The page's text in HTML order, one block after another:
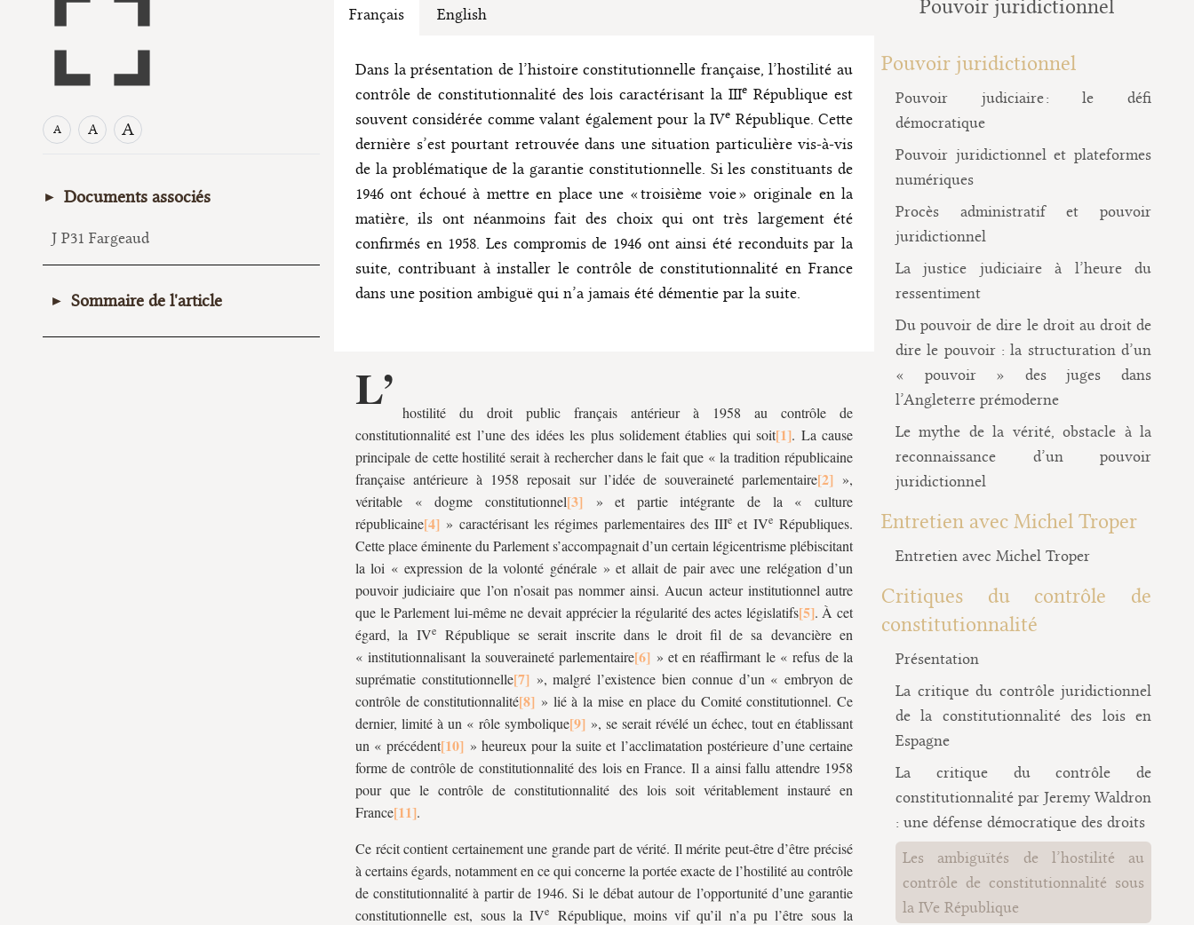
A A A
Documents associés
J P31 Fargeaud
Sommaire de l'article
I. La recherche d’une garantie
Français English
Dans la présentation de l’histoire constitutionnelle française, l’hostilité au
contrôle de constitutionnalité des lois caractérisant la IIIe République est
souvent considérée comme valant également pour la IVe République. Cette
dernière s’est pourtant retrouvée dans une situation particulière vis-à-vis
de la problématique de la garantie constitutionnelle. Si les constituants de
1946 ont échoué à mettre en place une « troisième voie » originale en la
matière, ils ont néanmoins fait des choix qui ont très largement été
confirmés en 1958. Les compromis de 1946 ont ainsi été reconduits par la
suite, contribuant à installer le contrôle de constitutionnalité en France
dans une position ambiguë qui n’a jamais été démentie par la suite.
L’ hostilité du droit public français antérieur à 1958 au contrôle de
constitutionnalité est l’une des idées les plus solidement établies qui soit
. La cause
principale de cette hostilité serait à rechercher dans le fait que « la tradition républicaine
française antérieure à 1958 reposait sur l’idée de souveraineté parlementaire
»,
véritable « dogme constitutionnel
» et partie intégrante de la « culture
républicaine
» caractérisant les régimes parlementaires des IIIe et IVeRépubliques.
Cette place éminente du Parlement s’accompagnait d’un certain légicentrisme plébiscitant
la loi « expression de la volonté générale » et allait de pair avec une relégation d’un
pouvoir judiciaire que l’on n’osait pas nommer ainsi. Aucun acteur institutionnel autre
que le Parlement lui-même ne devait apprécier la régularité des actes législatifs
. À cet
égard, la IVeRépublique se serait inscrite dans le droit fil de sa devancière en
« institutionnalisant la souveraineté parlementaire
» et en réaffirmant le « refus de la
suprématie constitutionnelle
», malgré l’existence bien connue d’un « embryon de
contrôle de constitutionnalité
» lié à la mise en place du Comité constitutionnel. Ce
dernier, limité à un « rôle symbolique
», se serait révélé un échec, tout en établissant
un « précédent
» heureux pour la suite et l’acclimatation postérieure d’une certaine
forme de contrôle de constitutionnalité des lois en France. Il a ainsi fallu attendre 1958
pour que le contrôle de constitutionnalité des lois soit véritablement instauré en
France
.
Ce récit contient certainement une grande part de vérité. Il mérite peut-être d’être précisé
à certains égards, notamment en ce qui concerne la portée exacte de l’hostilité au contrôle
de constitutionnalité à partir de 1946. Si le débat autour de l’opportunité d’une garantie
constitutionnelle est, sous la IVe
République, moins vif qu’il n’a pu l’être sous la
Pouvoir juridictionnel
Pouvoir juridictionnel
Pouvoir judiciaire : le défi
démocratique
Pouvoir juridictionnel et plateformes
numériques
Procès administratif et pouvoir
juridictionnel
La justice judiciaire à l’heure du
ressentiment
Du pouvoir de dire le droit au droit de
dire le pouvoir : la structuration d’un
« pouvoir » des juges dans
l’Angleterre prémoderne
Le mythe de la vérité, obstacle à la
reconnaissance d’un pouvoir
juridictionnel
Entretien avec Michel Troper
Entretien avec Michel Troper
Critiques du contrôle de
constitutionnalité
Présentation
La critique du contrôle juridictionnel
de la constitutionnalité des lois en
Espagne
La critique du contrôle de
constitutionnalité par Jeremy Waldron
: une défense démocratique des droits
Les ambiguïtés de l’hostilité au
contrôle de constitutionnalité sous
la IVe République